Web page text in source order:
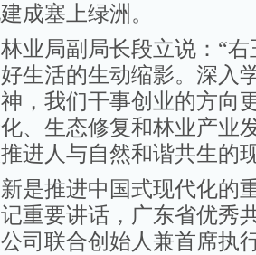
成塞上绿洲。
局副局长段立说：“右
生活的生动缩影。深入
，我们干事创业的方向
、生态修复和林业产业
进人与自然和谐共生的
推进中国式现代化的
重要讲话，广东省优秀
司联合创始人兼首席执